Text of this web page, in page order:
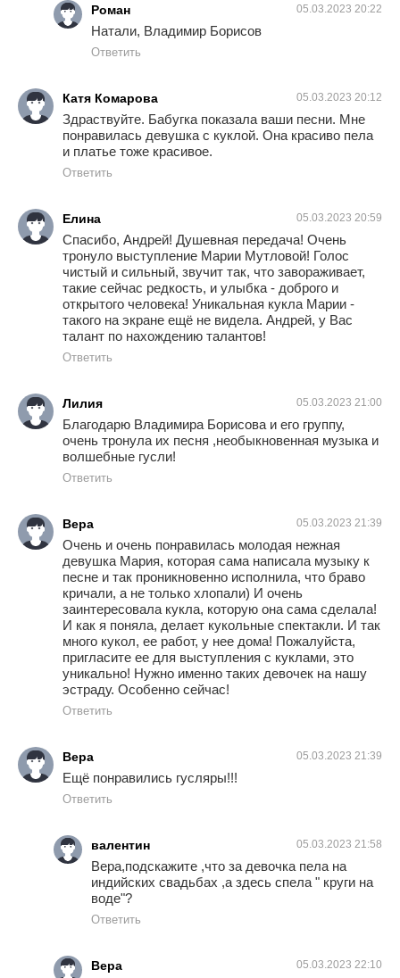
Роман 05.03.2023 20:22
Натали, Владимир Борисов
Ответить
Катя Комарова 05.03.2023 20:12
Здраствуйте. Бабугка показала ваши песни. Мне
понравилась девушка с куклой. Она красиво пела
и платье тоже красивое.
Ответить
Елина 05.03.2023 20:59
Спасибо, Андрей! Душевная передача! Очень
тронуло выступление Марии Мутловой! Голос
чистый и сильный, звучит так, что завораживает,
такие сейчас редкость, и улыбка - доброго и
открытого человека! Уникальная кукла Марии -
такого на экране ещё не видела. Андрей, у Вас
талант по нахождению талантов!
Ответить
Лилия 05.03.2023 21:00
Благодарю Владимира Борисова и его группу,
очень тронула их песня ,необыкновенная музыка и
волшебные гусли!
Ответить
Вера 05.03.2023 21:39
Очень и очень понравилась молодая нежная
девушка Мария, которая сама написала музыку к
песне и так проникновенно исполнила, что браво
кричали, а не только хлопали) И очень
заинтересовала кукла, которую она сама сделала!
И как я поняла, делает кукольные спектакли. И так
много кукол, ее работ, у нее дома! Пожалуйста,
пригласите ее для выступления с куклами, это
уникально! Нужно именно таких девочек на нашу
эстраду. Особенно сейчас!
Ответить
Вера 05.03.2023 21:39
Ещё понравились гусляры!!!
Ответить
валентин 05.03.2023 21:58
Вера,подскажите ,что за девочка пела на
индийских свадьбах ,а здесь спела " круги на
воде"?
Ответить
Вера 05.03.2023 22:10